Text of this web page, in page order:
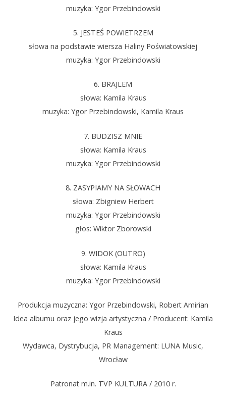
muzyka: Ygor Przebindowski
5. JESTEŚ POWIETRZEM
słowa na podstawie wiersza Haliny Poświatowskiej
muzyka: Ygor Przebindowski
6. BRAJLEM
słowa: Kamila Kraus
muzyka: Ygor Przebindowski, Kamila Kraus
7. BUDZISZ MNIE
słowa: Kamila Kraus
muzyka: Ygor Przebindowski
8. ZASYPIAMY NA SŁOWACH
słowa: Zbigniew Herbert
muzyka: Ygor Przebindowski
głos: Wiktor Zborowski
9. WIDOK (OUTRO)
słowa: Kamila Kraus
muzyka: Ygor Przebindowski
Produkcja muzyczna: Ygor Przebindowski, Robert Amirian
Idea albumu oraz jego wizja artystyczna / Producent: Kamila
Kraus
Wydawca, Dystrybucja, PR Management: LUNA Music,
Wrocław
Patronat m.in. TVP KULTURA / 2010 r.